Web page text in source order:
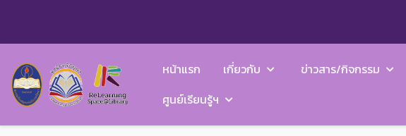
หน้าแรก เกี่ยวกับ ข่าวสาร/กิจกรรม
ศูนย์เรียนรู้ฯ